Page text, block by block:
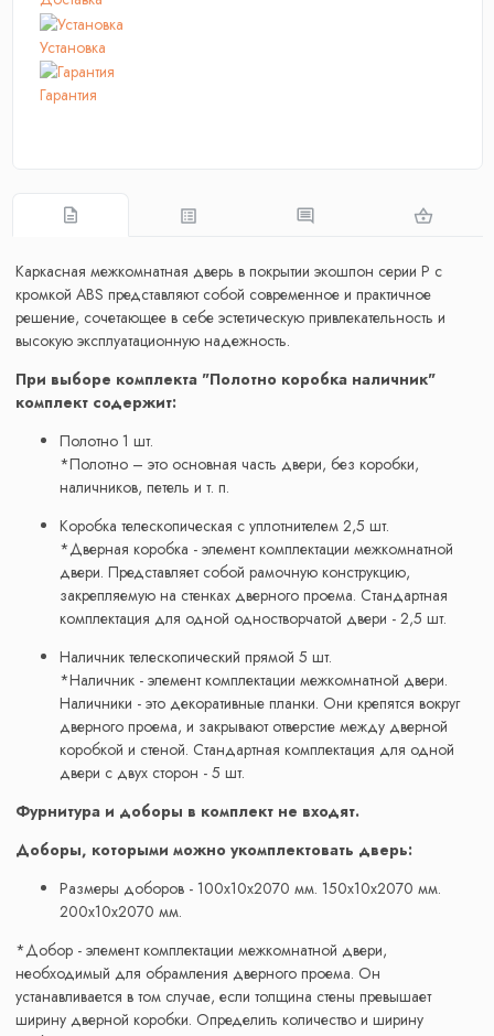
Установка
Гарантия
Каркасная межкомнатная дверь в покрытии экошпон серии P с
кромкой ABS представляют собой современное и практичное
решение, сочетающее в себе эстетическую привлекательность и
высокую эксплуатационную надежность.
При выборе комплекта "Полотно коробка наличник"
комплект содержит:
Полотно 1 шт.
*Полотно – это основная часть двери, без коробки,
наличников, петель и т. п.
Коробка телескопическая с уплотнителем 2,5 шт.
*Дверная коробка - элемент комплектации межкомнатной
двери. Представляет собой рамочную конструкцию,
закрепляемую на стенках дверного проема. Стандартная
комплектация для одной одностворчатой двери - 2,5 шт.
Наличник телескопический прямой 5 шт.
*Наличник - элемент комплектации межкомнатной двери.
Наличники - это декоративные планки. Они крепятся вокруг
дверного проема, и закрывают отверстие между дверной
коробкой и стеной. Стандартная комплектация для одной
двери с двух сторон - 5 шт.
Фурнитура и доборы в комплект не входят.
Доборы, которыми можно укомплектовать дверь:
Размеры доборов - 100x10х2070 мм. 150x10х2070 мм.
200x10х2070 мм.
*Добор - элемент комплектации межкомнатной двери,
необходимый для обрамления дверного проема. Он
устанавливается в том случае, если толщина стены превышает
ширину дверной коробки. Определить количество и ширину